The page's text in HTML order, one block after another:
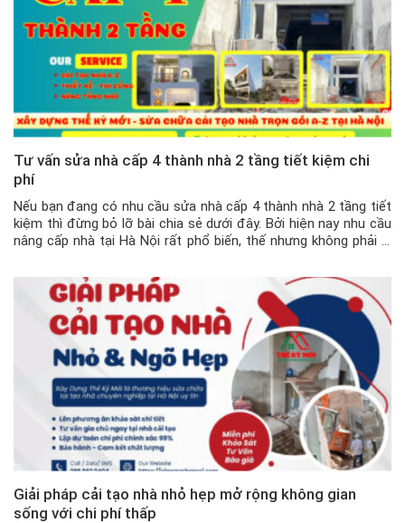
Tư vấn sửa nhà cấp 4 thành nhà 2 tầng tiết kiệm chi
phí
Nếu bạn đang có nhu cầu sửa nhà cấp 4 thành nhà 2 tầng tiết
kiệm thì đừng bỏ lỡ bài chia sẻ dưới đây. Bởi hiện nay nhu cầu
nâng cấp nhà tại Hà Nội rất phổ biến, thế nhưng không phải ai
Giải pháp cải tạo nhà nhỏ hẹp mở rộng không gian
sống với chi phí thấp